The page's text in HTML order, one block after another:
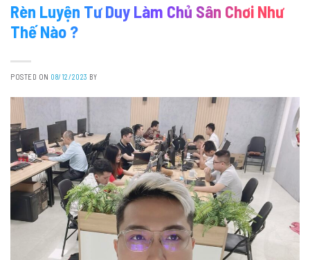
Rèn Luyện Tư Duy Làm Chủ Sân Chơi Như
Thế Nào ?
POSTED ON 08/12/2023 BY